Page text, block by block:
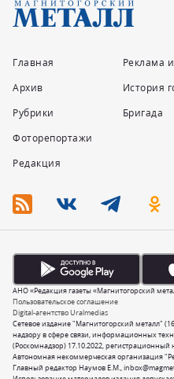
Главная
Архив
Рубрики
Фоторепортажи
Редакция
Реклама
История
Бригада
Сетевое издание "Магнитогорский металл"
надзору в сфере связи, информационных
(Роскомнадзор) 17.10.2022,
Автономная некоммерческая организация
Главный редактор Наумов Е.М.,
Пользовательское соглашение
Digital-агентство Uralmedias
АНО «Редакция газеты «Магнитогорский